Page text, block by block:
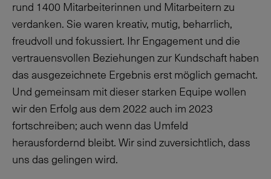
rund 1400 Mitarbeiterinnen und Mitarbeitern zu
verdanken. Sie waren kreativ, mutig, beharrlich,
freudvoll und fokussiert. Ihr Engagement und die
vertrauensvollen Beziehungen zur Kundschaft haben
das ausgezeichnete Ergebnis erst möglich gemacht.
Und gemeinsam mit dieser starken Equipe wollen
wir den Erfolg aus dem 2022 auch im 2023
fortschreiben; auch wenn das Umfeld
herausfordernd bleibt. Wir sind zuversichtlich, dass
uns das gelingen wird.